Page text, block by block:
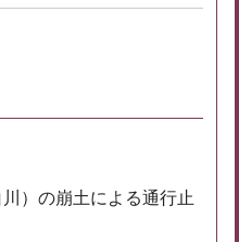
）の崩土による通行止